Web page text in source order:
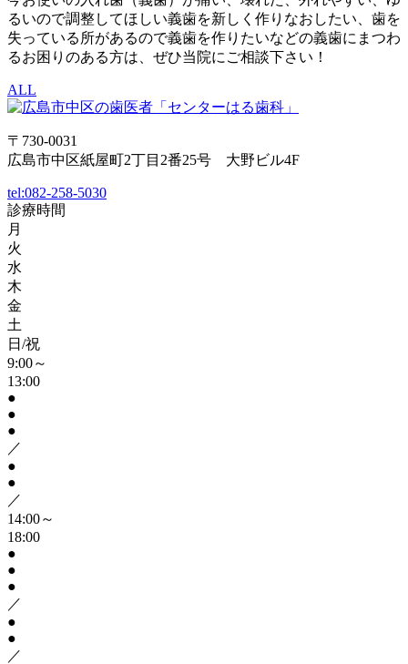
るいので調整してほしい義歯を新しく作りなおしたい、歯を
失っている所があるので義歯を作りたいなどの義歯にまつわ
るお困りのある方は、ぜひ当院にご相談下さい！
ALL
〒730-0031
広島市中区紙屋町2丁目2番25号 大野ビル4F
tel:082-258-5030
診療時間
月
火
水
木
金
土
日/祝
9:00～
13:00
●
●
●
／
●
●
／
14:00～
18:00
●
●
●
／
●
●
／